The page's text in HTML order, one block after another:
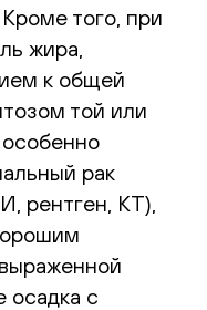
того, при
жира,
к общей
той или
рак
рентген, КТ),
осадка с